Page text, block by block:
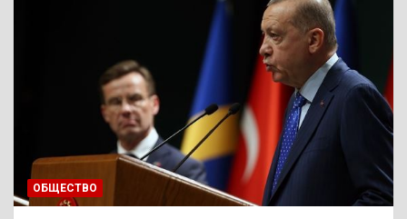
ОБЩЕСТВО